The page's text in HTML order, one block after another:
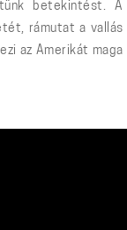
betekintést. A
rámutat a vallás
az Amerikát maga